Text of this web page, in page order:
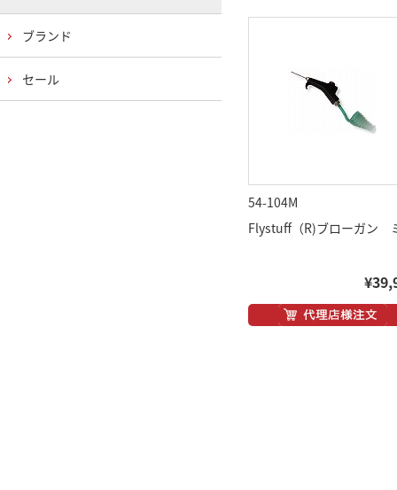
54-104M
Flystuff（R)ブローガン
ブランド
セール